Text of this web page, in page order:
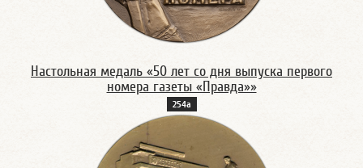
Настольная медаль «50 лет со дня выпуска первого
номера газеты «Правда»»
254а